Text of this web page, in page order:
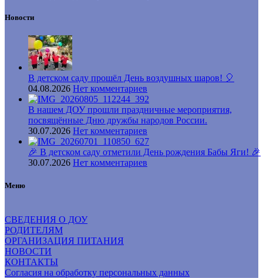
Новости
В детском саду прошёл День воздушных шаров! 🎈
04.08.2026 Нет комментариев
В нашем ДОУ прошли праздничные мероприятия,
посвящённые Дню дружбы народов России.
30.07.2026 Нет комментариев
🎉 В детском саду отметили День рождения Бабы Яги! 🎉
30.07.2026 Нет комментариев
Меню
СВЕДЕНИЯ О ДОУ
РОДИТЕЛЯМ
ОРГАНИЗАЦИЯ ПИТАНИЯ
НОВОСТИ
КОНТАКТЫ
Согласия на обработку персональных данных